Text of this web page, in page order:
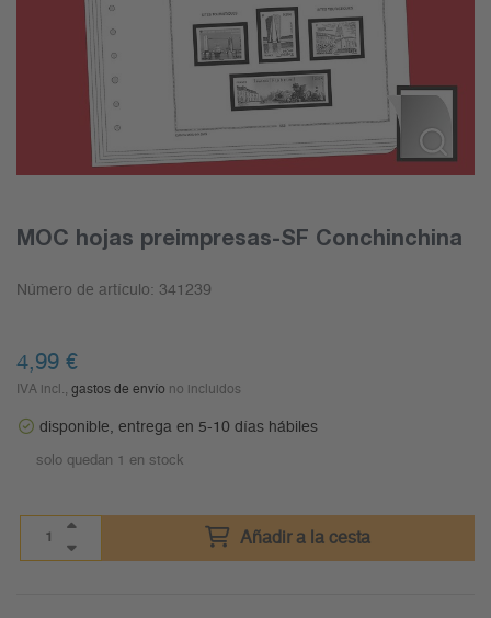
MOC hojas preimpresas-SF Conchinchina
Número de artículo: 341239
4,99 €
IVA incl., gastos de envío no incluidos
disponible, entrega en 5-10 días hábiles
solo quedan 1 en stock
Añadir a la cesta